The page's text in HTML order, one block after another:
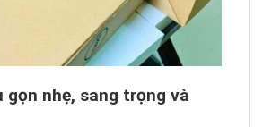
gọn nhẹ, sang trọng và